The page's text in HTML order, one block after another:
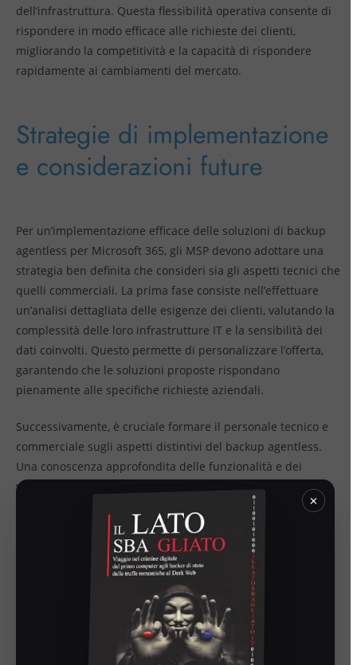
×
dell’infrastruttura. Questa flessibilità operativa consente di
rispondere in modo efficace alle richieste dei clienti,
migliorando la competitività e la capacità di rispondere
rapidamente ai cambiamenti del mercato.
Strategie di implementazione
e considerazioni future
Per un’implementazione efficace delle soluzioni di backup
agentless per Microsoft 365, gli MSP devono adottare una
strategia ben definita che consideri sia gli aspetti tecnici che
quelli commerciali. La prima fase consiste nell’effettuare
un’analisi dettagliata delle esigenze dei clienti, valutando la
complessità delle loro infrastrutture IT e la sensibilità dei
dati coinvolti. Questo permette di personalizzare l’offerta,
garantendo che le soluzioni proposte rispondano
pienamente alle specifiche richieste aziendali.
Successivamente, è cruciale formare il personale tecnico e
commerciale sugli aspetti distintivi del backup agentless.
Una conoscenza approfondita delle funzionalità e dei
vantaggi consente di comunicare meglio il valore della
soluzione ai clienti, facilitando il processo di vendita e
migliorando l’efficacia delle strategie di marketing. Inoltre,
un personale ben formato è in grado di gestire eventuali
problematiche tecniche con maggiore competenza,
riducendo i tempi di risoluzione e migliorando l’esperienza
complessiva del cliente.
Guardando al futuro, gli MSP devono rimanere aggiornati